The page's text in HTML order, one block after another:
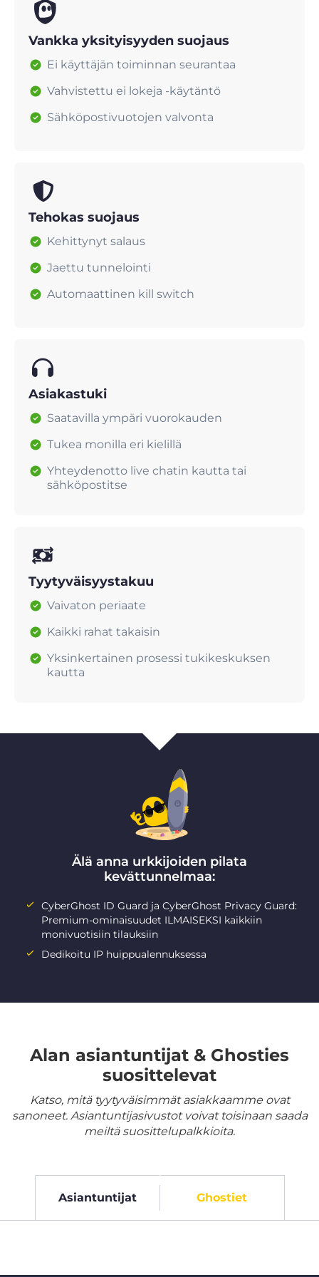
Vankka yksityisyyden suojaus
Ei käyttäjän toiminnan seurantaa
Vahvistettu ei lokeja -käytäntö
Sähköpostivuotojen valvonta
Tehokas suojaus
Kehittynyt salaus
Jaettu tunnelointi
Automaattinen kill switch
Asiakastuki
Saatavilla ympäri vuorokauden
Tukea monilla eri kielillä
Yhteydenotto live chatin kautta tai
sähköpostitse
Tyytyväisyystakuu
Vaivaton periaate
Kaikki rahat takaisin
Yksinkertainen prosessi tukikeskuksen
kautta
Älä anna urkkijoiden pilata
kevättunnelmaa:
CyberGhost ID Guard ja CyberGhost Privacy Guard:
Premium-ominaisuudet ILMAISEKSI kaikkiin
monivuotisiin tilauksiin
Dedikoitu IP huippualennuksessa
Alan asiantuntijat & Ghosties
suosittelevat
Katso, mitä tyytyväisimmät asiakkaamme ovat
sanoneet. Asiantuntijasivustot voivat toisinaan saada
meiltä suosittelupalkkioita.
Asiantuntijat Ghostiet